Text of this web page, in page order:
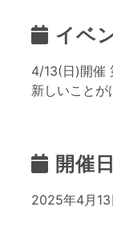
イベ
4/13(日)開催
新しいことが
開催
2025年4月